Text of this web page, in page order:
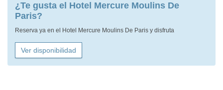
¿Te gusta el Hotel Mercure Moulins De
Paris?
Reserva ya en el Hotel Mercure Moulins De Paris y disfruta
Ver disponibilidad